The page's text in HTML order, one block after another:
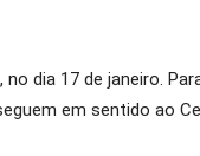
dia 17 de janeiro.
em sentido ao